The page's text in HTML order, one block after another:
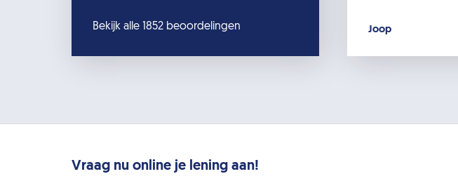
Bekijk alle 1852 beoordelingen Joop
Vraag nu online je lening aan!